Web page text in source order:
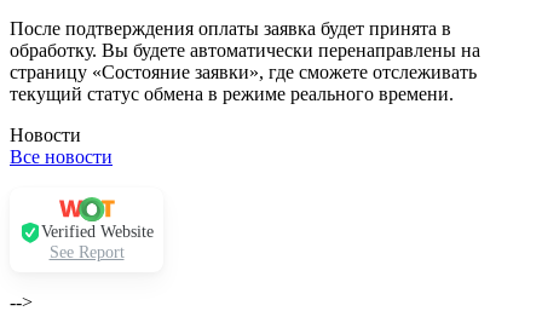
После подтверждения оплаты заявка будет принята в
обработку. Вы будете автоматически перенаправлены на
страницу «Состояние заявки», где сможете отслеживать
текущий статус обмена в режиме реального времени.
Новости
Все новости
Verified Website
See Report
-->